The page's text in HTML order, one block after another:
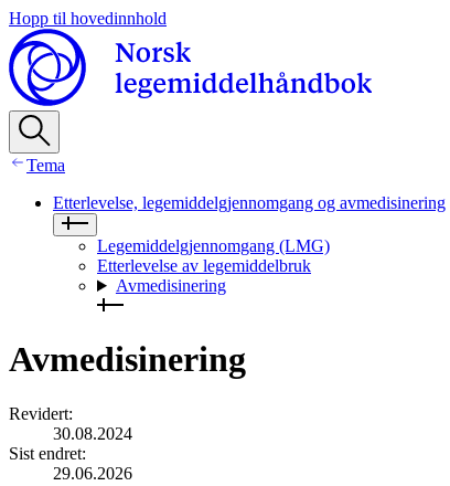
Hopp til hovedinnhold
Tema
Etterlevelse, legemiddelgjennomgang og avmedisinering
Legemiddelgjennomgang (LMG)
Etterlevelse av legemiddelbruk
Avmedisinering
Avmedisinering
Revidert:
30.08.2024
Sist endret:
29.06.2026